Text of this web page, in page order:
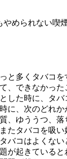
められない喫
と多くタバコを
、できなかった
した時に、タ
に、次のどれか
、ゆううつ、
たタバコを吸
バコはよくな
が起きている